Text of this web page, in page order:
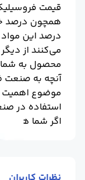
قیمت
همچون درصد
درصد این
می‌کنند از
محصول به
آنچه به صنعت
موضوع اهمیت
استفاده در
اگر شما هم به
فرآورده